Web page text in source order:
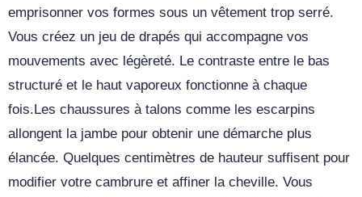
emprisonner vos formes sous un vêtement trop serré.
Vous créez un jeu de drapés qui accompagne vos
mouvements avec légèreté. Le contraste entre le bas
structuré et le haut vaporeux fonctionne à chaque
fois.Les chaussures à talons comme les escarpins
allongent la jambe pour obtenir une démarche plus
élancée. Quelques centimètres de hauteur suffisent pour
modifier votre cambrure et affiner la cheville. Vous